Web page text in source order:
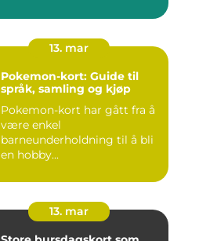
13. mar
Pokemon-kort: Guide til
språk, samling og kjøp
Pokemon-kort har gått fra å
være enkel
barneunderholdning til å bli
en hobby...
13. mar